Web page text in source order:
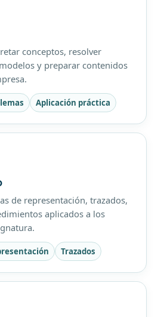
conceptos, resolver
y preparar contenidos
Aplicación práctica
de representación, trazados,
aplicados a los
Trazados